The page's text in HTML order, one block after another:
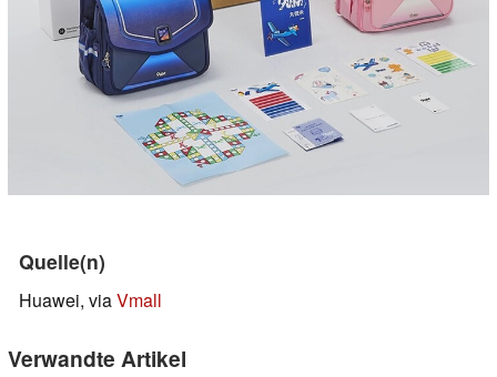
Quelle(n)
Huawei, viaVmall
Verwandte Artikel